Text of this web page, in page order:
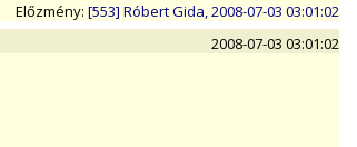
Előzmény: [553] Róbert Gida, 2008-07-03 03:01:02
2008-07-03 03:01:02